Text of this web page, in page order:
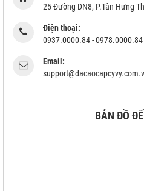
25 Đường DN8, P.Tân Hưng
Điện thoại:
0937.0000.84 - 0978.0000.84
Email:
BẢN ĐỒ